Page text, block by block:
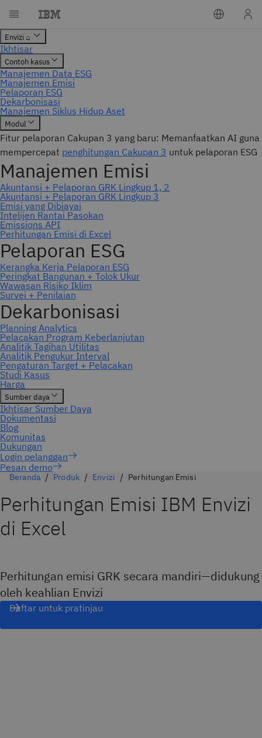
Pesan demo
Beranda Produk Envizi Perhitungan Emisi
Perhitungan Emisi IBM Envizi
di Excel
Perhitungan emisi GRK secara mandiri—didukung
oleh keahlian Envizi
Daftar untuk pratinjau